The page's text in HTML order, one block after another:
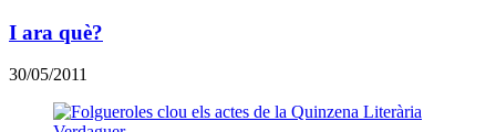
I ara què?
30/05/2011